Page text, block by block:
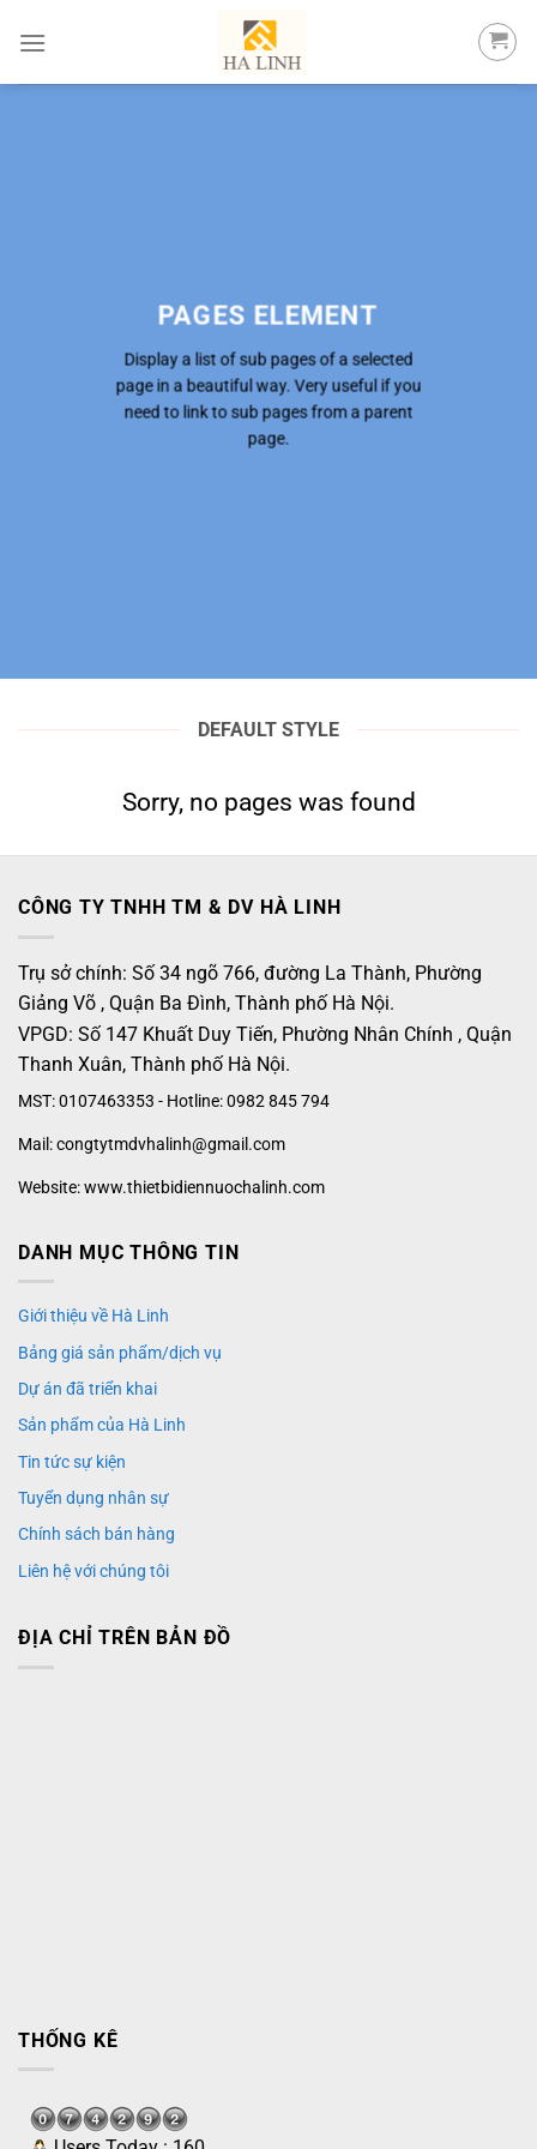
PAGES ELEMENT
Display a list of sub pages of a selected
page in a beautiful way. Very useful if you
need to link to sub pages from a parent
page.
DEFAULT STYLE
Sorry, no pages was found
CÔNG TY TNHH TM & DV HÀ LINH
Trụ sở chính: Số 34 ngõ 766, đường La Thành, Phường
Giảng Võ , Quận Ba Đình, Thành phố Hà Nội.
VPGD: Số 147 Khuất Duy Tiến, Phường Nhân Chính , Quận
Thanh Xuân, Thành phố Hà Nội.
MST: 0107463353 - Hotline: 0982 845 794
Mail: congtytmdvhalinh@gmail.com
Website: www.thietbidiennuochalinh.com
DANH MỤC THÔNG TIN
Giới thiệu về Hà Linh
Bảng giá sản phẩm/dịch vụ
Dự án đã triển khai
Sản phẩm của Hà Linh
Tin tức sự kiện
Tuyển dụng nhân sự
Chính sách bán hàng
Liên hệ với chúng tôi
ĐỊA CHỈ TRÊN BẢN ĐỒ
THỐNG KÊ